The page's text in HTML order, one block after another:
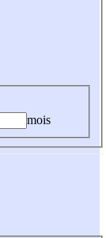
mois